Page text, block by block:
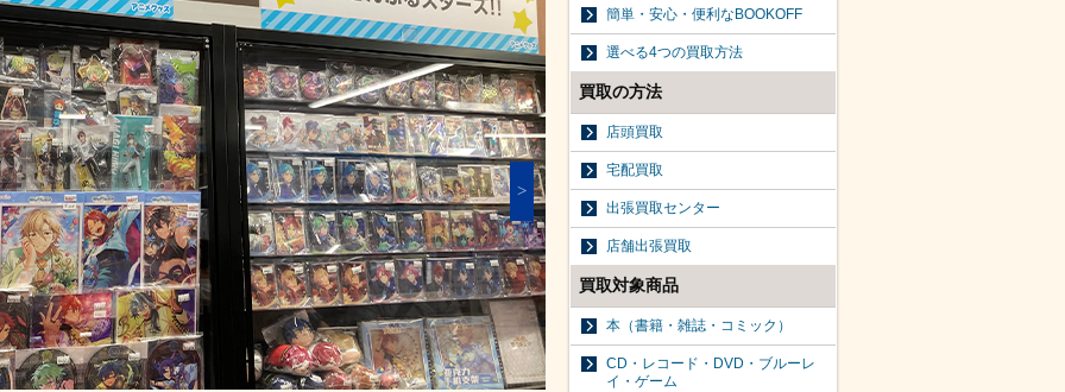
簡単・安心・便利なBOOKOFF
選べる4つの買取方法
買取の方法
店頭買取
宅配買取
出張買取センター
店舗出張買取
買取対象商品
本（書籍・雑誌・コミック）
CD・レコード・DVD・ブルーレ
イ・ゲーム